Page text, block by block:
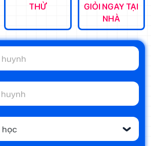
THỬ
GIỎI NGAY TẠI
NHÀ
‹